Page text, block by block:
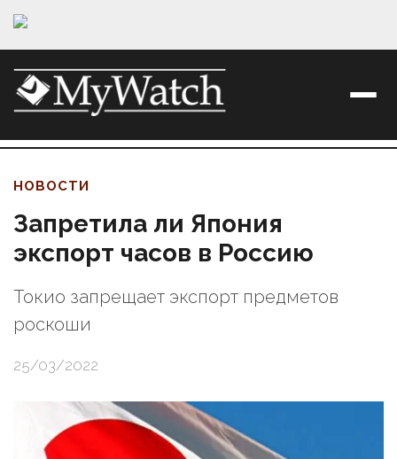
НОВОСТИ
Запретила ли Япония
экспорт часов в Россию
Токио запрещает экспорт предметов
роскоши
25/03/2022